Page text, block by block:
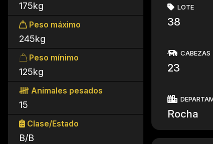
175kg
Peso máximo
245kg
Peso mínimo
125kg
Animales pesados
15
Clase/Estado
B/B
LOTE
38
CABEZAS
23
Rocha